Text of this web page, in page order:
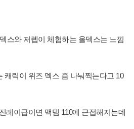
스와 저렙이 체험하는 올덱스는 느낌
캐릭이 위즈 덱스 좀 나눠찍는다고 10
레이급이면 맥뎀 110에 근접해지는데